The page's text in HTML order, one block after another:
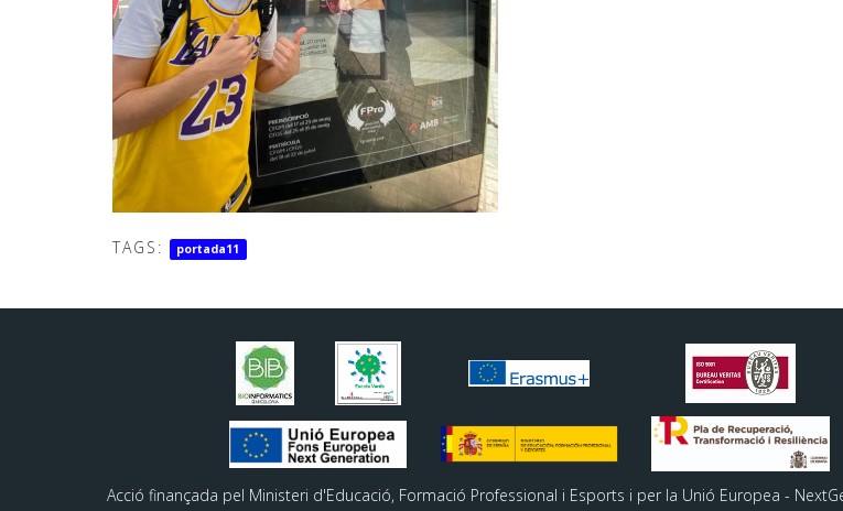
TAGS: portada11
Acció finançada pel Ministeri d'Educació, Formació Professional i Esports i per la Unió Europea -